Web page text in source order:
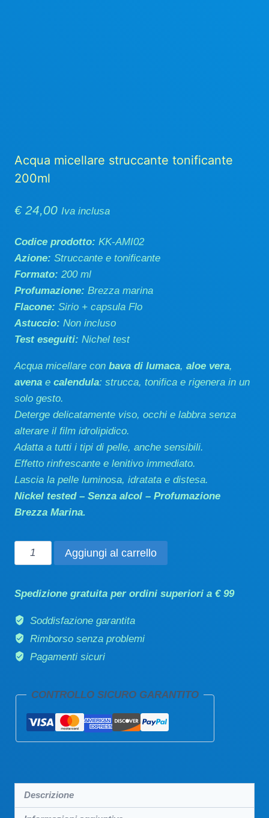
Acqua micellare struccante tonificante
200ml
€24,00 Iva inclusa
Codice prodotto: KK-AMI02
Azione: Struccante e tonificante
Formato: 200 ml
Profumazione: Brezza marina
Flacone: Sirio + capsula Flo
Astuccio: Non incluso
Test eseguiti: Nichel test
Acqua micellare con bava di lumaca, aloe vera,
avena e calendula: strucca, tonifica e rigenera in un
solo gesto.
Deterge delicatamente viso, occhi e labbra senza
alterare il film idrolipidico.
Adatta a tutti i tipi di pelle, anche sensibili.
Effetto rinfrescante e lenitivo immediato.
Lascia la pelle luminosa, idratata e distesa.
Nickel tested – Senza alcol – Profumazione
Brezza Marina.
Acqua
micellare
tonificante
200ml
Aggiungi al carrello
Spedizione gratuita per ordini superiori a € 99
Soddisfazione garantita
Rimborso senza problemi
Pagamenti sicuri
CONTROLLO SICURO GARANTITO
Descrizione